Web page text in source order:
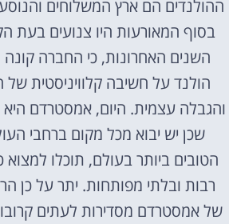
ההולנדים הם ארץ המשלוחים
השנים האחרונות, כי החברה
הולנד על חשיבה קלוויניסטית של
והגבלה עצמית. היום, אמסטרדם היא
שכן יש יבוא מכל מקום ברחבי
הטובים ביותר בעולם, תוכלו למצוא
רבות ובלתי מפותחות. יתר על כן
של אמסטרדם מסדירות לעתים